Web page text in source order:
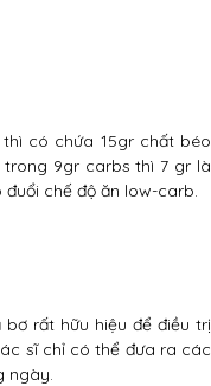
có chứa 15gr chất béo
9gr carbs thì 7 gr là
chế độ ăn low-carb.
rất hữu hiệu để điều trị
sĩ chỉ có thể đưa ra các
ngày.